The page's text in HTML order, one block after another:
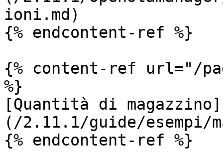
ioni.md)
{% endcontent-ref %}
{% content-ref url="/
%}
[Quantità di magazzino]
(/2.11.1/guide/esempi/
{% endcontent-ref %}